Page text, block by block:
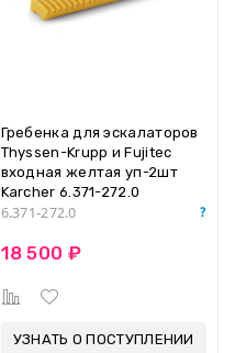
Гребенка для эскалаторов
Thyssen-Krupp и Fujitec
входная желтая уп-2шт
Karcher 6.371-272.0
6.371-272.0
18 500 ₽
УЗНАТЬ О ПОСТУПЛЕНИИ